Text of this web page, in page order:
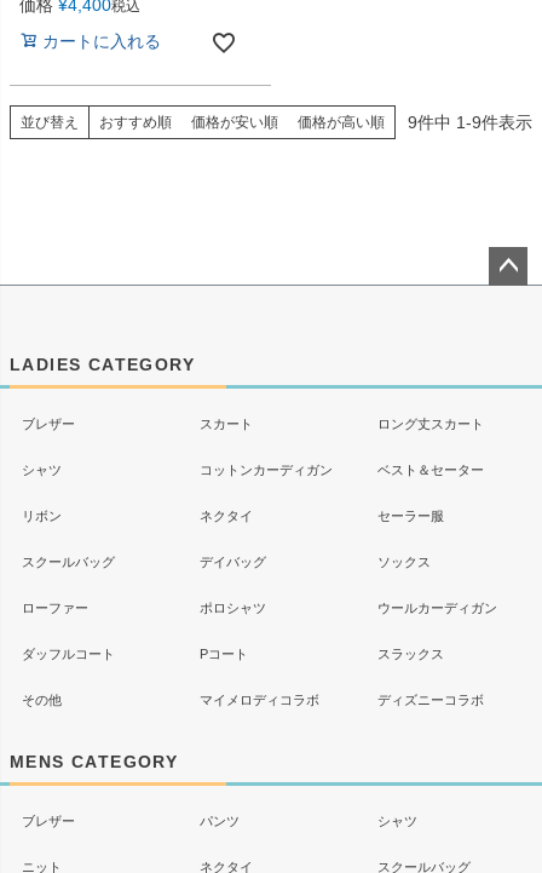
価格 ¥4,400税込
カートに入れる
並び替え おすすめ順 価格が安い順 価格が高い順 9件中 1-9件表示
LADIES CATEGORY
ブレザー スカート ロング丈スカート
シャツ コットンカーディガン ベスト＆セーター
リボン ネクタイ セーラー服
スクールバッグ デイバッグ ソックス
ローファー ポロシャツ ウールカーディガン
ダッフルコート Pコート スラックス
その他 マイメロディコラボ ディズニーコラボ
MENS CATEGORY
ブレザー パンツ シャツ
ニット ネクタイ スクールバッグ